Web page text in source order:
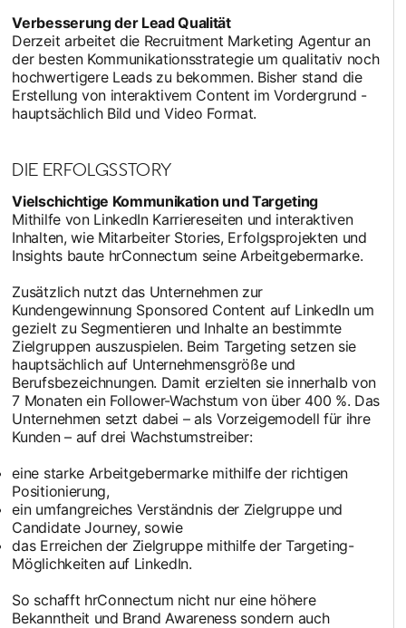
Verbesserung der Lead Qualität
Derzeit arbeitet die Recruitment Marketing Agentur an
der besten Kommunikationsstrategie um qualitativ noch
hochwertigere Leads zu bekommen. Bisher stand die
Erstellung von interaktivem Content im Vordergrund -
hauptsächlich Bild und Video Format.
DIE ERFOLGSSTORY
Vielschichtige Kommunikation und Targeting
Mithilfe von LinkedIn Karriereseiten und interaktiven
Inhalten, wie Mitarbeiter Stories, Erfolgsprojekten und
Insights baute hrConnectum seine Arbeitgebermarke.
Zusätzlich nutzt das Unternehmen zur
Kundengewinnung Sponsored Content auf LinkedIn um
gezielt zu Segmentieren und Inhalte an bestimmte
Zielgruppen auszuspielen. Beim Targeting setzen sie
hauptsächlich auf Unternehmensgröße und
Berufsbezeichnungen. Damit erzielten sie innerhalb von
7 Monaten ein Follower-Wachstum von über 400 %. Das
Unternehmen setzt dabei – als Vorzeigemodell für ihre
Kunden – auf drei Wachstumstreiber:
eine starke Arbeitgebermarke mithilfe der richtigen
Positionierung,
ein umfangreiches Verständnis der Zielgruppe und
Candidate Journey, sowie
das Erreichen der Zielgruppe mithilfe der Targeting-
Möglichkeiten auf LinkedIn.
So schafft hrConnectum nicht nur eine höhere
Bekanntheit und Brand Awareness sondern auch